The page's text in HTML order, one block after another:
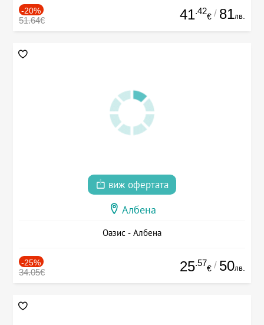
-20%
51.64€ 41.42
€ / 81лв.
виж офертата
Албена
Оазис - Албена
-25%
34.05€ 25.57
€ / 50лв.